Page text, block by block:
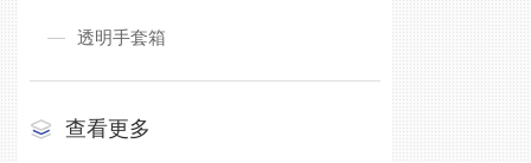
透明手套箱
查看更多